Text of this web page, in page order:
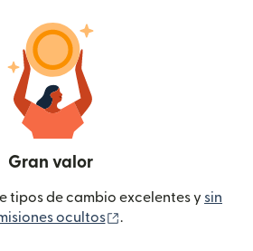
Gran valor
tipos de cambio excelentes y sin
ocultos
.